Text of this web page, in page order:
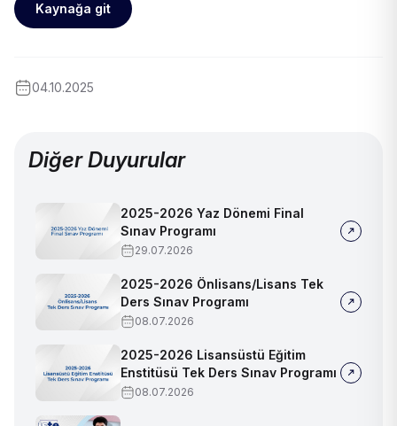
Kaynağa git
04.10.2025
Diğer Duyurular
2025-2026 Yaz Dönemi Final
Sınav Programı
29.07.2026
2025-2026 Önlisans/Lisans Tek
Ders Sınav Programı
08.07.2026
2025-2026 Lisansüstü Eğitim
Enstitüsü Tek Ders Sınav Programı
08.07.2026